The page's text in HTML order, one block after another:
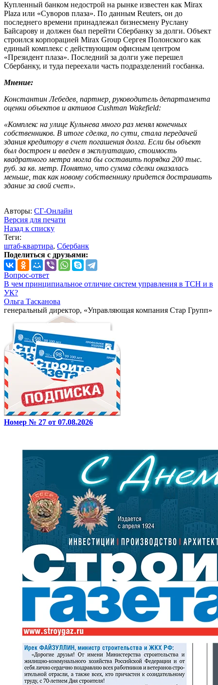
Купленный банком недострой на рынке известен как Mirax
Plaza или «Суворов плаза». По данным Reuters, он до
последнего времени принадлежал бизнесмену Руслану
Байсарову и должен был перейти Сбербанку за долги. Объект
строился корпорацией Mirax Group Сергея Полонского как
единый комплекс с действующим офисным центром
«Президент плаза». Последний за долги уже перешел
Сбербанку, и туда переехали часть подразделений госбанка.
Мнение:
Константин Лебедев, партнер, руководитель департамента
оценки объектов и активов Cushman Wakefield:
«Комплекс на улице Кульнева много раз менял конечных
собственников. В итоге сделка, по сути, стала передачей
здания кредитору в счет погашения долга. Если бы объект
был достроен и введен в эксплуатацию, стоимость
квадратного метра могла бы составить порядка 200 тыс.
руб. за кв. метр. Понятно, что сумма сделки оказалась
меньше, так как новому собственнику придется достраивать
здание за свой счет».
Авторы: СГ-Онлайн
Версия для печати
Назад к списку
Теги:
штаб-квартира, Сбербанк
Поделиться с друзьями:
Вопрос-ответ
В чем принципиальное отличие систем управления в ТСН и в
УК?
Ольга Тасканова
генеральный директор, «Управляющая компания Стар Групп»
Номер № 27 от 07.08.2026